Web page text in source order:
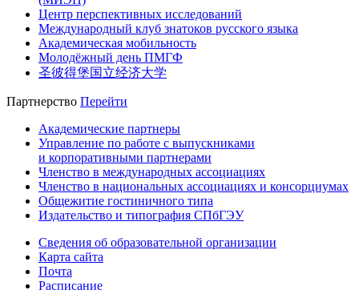
Центр перспективных исследований
Международный клуб знатоков русского языка
Академическая мобильность
Молодёжный день ПМГФ
圣彼得堡国立经济大学
Партнерство Перейти
Академические партнеры
Управление по работе с выпускниками
и корпоративными партнерами
Членство в международных ассоциациях
Членство в национальных ассоциациях и консорциумах
Общежитие гостиничного типа
Издательство и типография СПбГЭУ
Сведения об образовательной организации
Карта сайта
Почта
Расписание